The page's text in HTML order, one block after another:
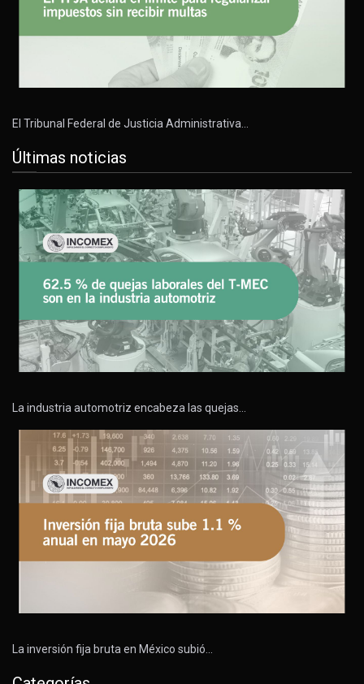
El Tribunal Federal de Justicia Administrativa…
Últimas noticias
La industria automotriz encabeza las quejas…
La inversión fija bruta en México subió…